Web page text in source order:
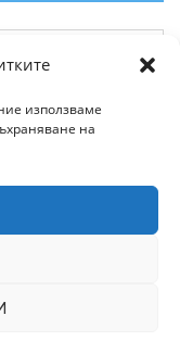
използваме
на